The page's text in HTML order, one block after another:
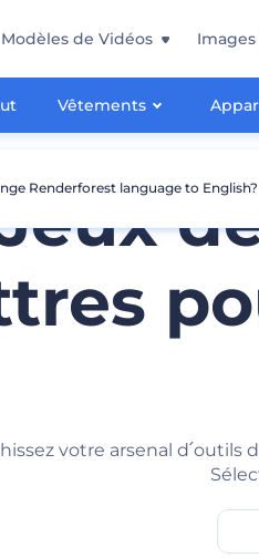
Modèles de Vidéos Images
Vêtements
votre arsenal
Renderforest language to English?